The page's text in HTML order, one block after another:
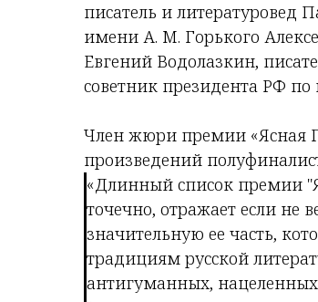
писатель и литературовед
имени А. М. Горького
Евгений Водолазкин,
советник президента РФ по
Член жюри премии «Ясная
произведений
«Длинный список премии
точечно, отражает если не
значительную ее часть,
традициям русской
антигуманных,